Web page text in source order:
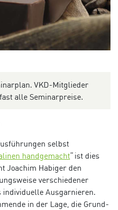
VKD-Mitglieder
alle Seminarpreise.
selbst
handgemacht“ ist dies
Joachim Habiger den
verschiedener
Ausgarnieren.
in der Lage, die Grund-